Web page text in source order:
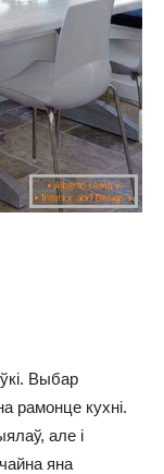
Выбар
рамонце кухні.
але і
яна